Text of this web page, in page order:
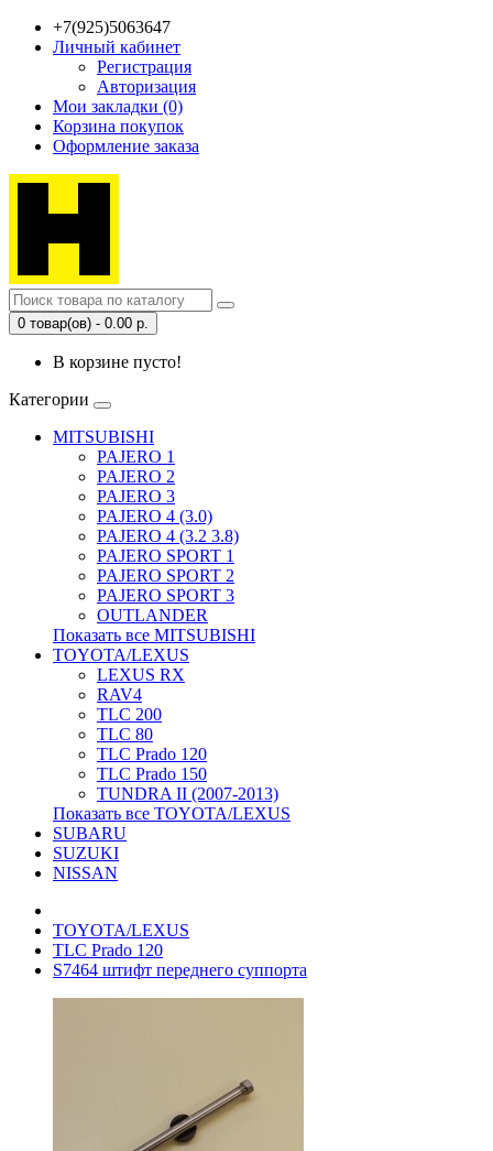
+7(925)5063647
Личный кабинет
Регистрация
Авторизация
Мои закладки (0)
Корзина покупок
Оформление заказа
0 товар(ов) - 0.00 р.
В корзине пусто!
Категории
MITSUBISHI
PAJERO 1
PAJERO 2
PAJERO 3
PAJERO 4 (3.0)
PAJERO 4 (3.2 3.8)
PAJERO SPORT 1
PAJERO SPORT 2
PAJERO SPORT 3
OUTLANDER
Показать все MITSUBISHI
TOYOTA/LEXUS
LEXUS RX
RAV4
TLC 200
TLC 80
TLC Prado 120
TLC Prado 150
TUNDRA II (2007-2013)
Показать все TOYOTA/LEXUS
SUBARU
SUZUKI
NISSAN
TOYOTA/LEXUS
TLC Prado 120
S7464 штифт переднего суппорта